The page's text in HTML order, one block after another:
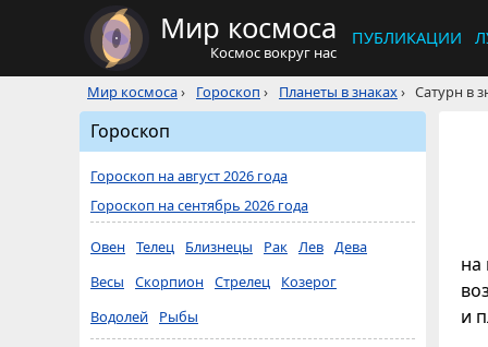
Мир космоса
Космос вокруг нас
ПУБЛИКАЦИИ
Мир космоса› Гороскоп › Планеты в знаках› Сатурн в
на
и
Гороскоп
Гороскоп на август 2026 года
Гороскоп на сентябрь 2026 года
Овен Телец Близнецы Рак Лев Дева
Весы
Скорпион Стрелец
Козерог
Водолей
Рыбы